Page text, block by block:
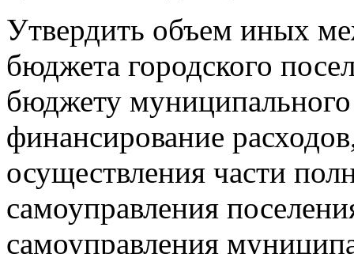
Утвердить объем иных
бюджета городского
бюджету
финансирование
осуществления части
самоуправления
самоуправления